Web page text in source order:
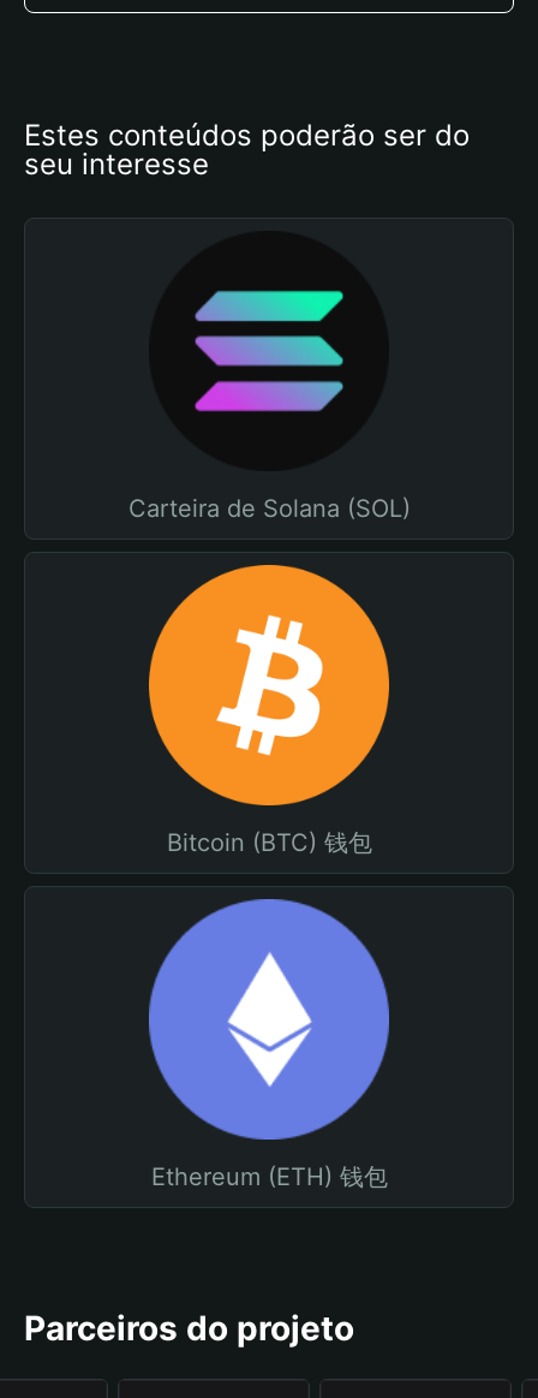
Estes conteúdos poderão ser do
seu interesse
Carteira de Solana (SOL)
Bitcoin (BTC) 钱包
Ethereum (ETH) 钱包
Parceiros do projeto